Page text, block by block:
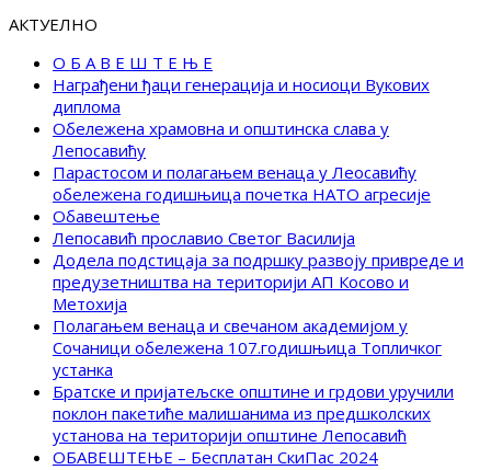
АКТУЕЛНО
О Б А В Е Ш Т Е Њ Е
Награђени ђаци генерација и носиоци Вукових
диплома
Обележена храмовна и општинска слава у
Лепосавићу
Парастосом и полагањем венаца у Леосавићу
обележена годишњица почетка НАТО агресије
Обавештење
Лепосавић прославио Светог Василија
Додела подстицаја за подршку развоју привреде и
предузетништва на територији АП Косово и
Метохија
Полагањем венаца и свечаном академијом у
Сочаници обележена 107.годишњица Топличког
устанка
Братске и пријатељске општине и грдови уручили
поклон пакетиће малишанима из предшколских
установа на територији општине Лепосавић
ОБАВЕШТЕЊЕ – Бесплатан СкиПас 2024